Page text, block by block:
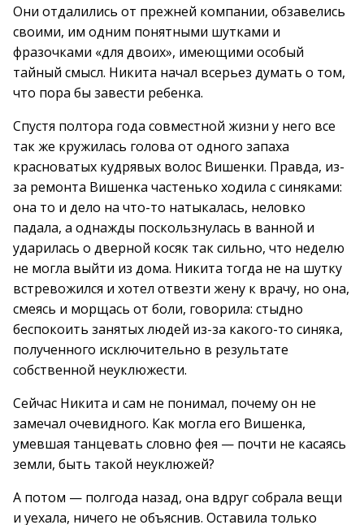
Они отдалились от прежней компании, обзавелись
своими, им одним понятными шутками и
фразочками «для двоих», имеющими особый
тайный смысл. Никита начал всерьез думать о том,
что пора бы завести ребенка.
Спустя полтора года совместной жизни у него все
так же кружилась голова от одного запаха
красноватых кудрявых волос Вишенки. Правда, из-
за ремонта Вишенка частенько ходила с синяками:
она то и дело на что-то натыкалась, неловко
падала, а однажды поскользнулась в ванной и
ударилась о дверной косяк так сильно, что неделю
не могла выйти из дома. Никита тогда не на шутку
встревожился и хотел отвезти жену к врачу, но она,
смеясь и морщась от боли, говорила: стыдно
беспокоить занятых людей из-за какого-то синяка,
полученного исключительно в результате
собственной неуклюжести.
Сейчас Никита и сам не понимал, почему он не
замечал очевидного. Как могла его Вишенка,
умевшая танцевать словно фея — почти не касаясь
земли, быть такой неуклюжей?
А потом — полгода назад, она вдруг собрала вещи
и уехала, ничего не объяснив. Оставила только